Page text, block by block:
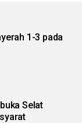
1-3 pada
Selat